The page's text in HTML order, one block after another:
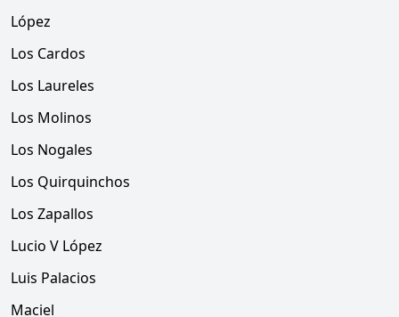
López
Los Cardos
Los Laureles
Los Molinos
Los Nogales
Los Quirquinchos
Los Zapallos
Lucio V López
Luis Palacios
Maciel